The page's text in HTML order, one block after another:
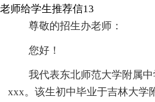
老师给学生推荐信13
尊敬的招生办老师：
您好！
我代表东北师范大学附属
xxx。该生初中毕业于吉林大学